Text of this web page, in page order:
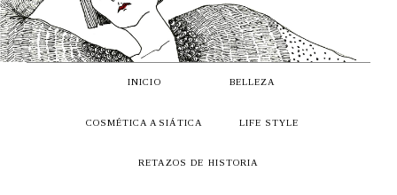
INICIO BELLEZA
COSMÉTICA ASIÁTICA LIFE STYLE
RETAZOS DE HISTORIA